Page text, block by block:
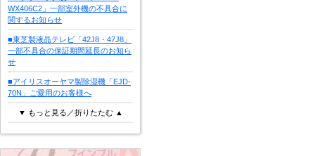
WX406C2」一部室外機の不具合に
関するお知らせ
■東芝製液晶テレビ「42J8・47J8」
一部不具合の保証期間延長のお知ら
せ
■アイリスオーヤマ製除湿機「EJD-
70N」ご愛用のお客様へ
▼ もっと見る／折りたたむ ▲